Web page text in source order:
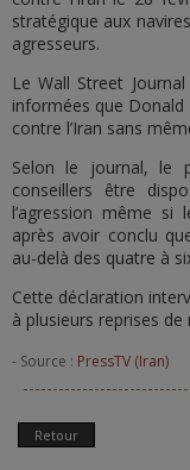
stratégique aux
agresseurs.
Le Wall Street
informées que
contre l’Iran sans
Selon le journal, le
conseillers être
l’agression même
après avoir conclu
au-delà des quatre à
Cette déclaration
à plusieurs reprises
- Source : PressTV (Iran)
Retour